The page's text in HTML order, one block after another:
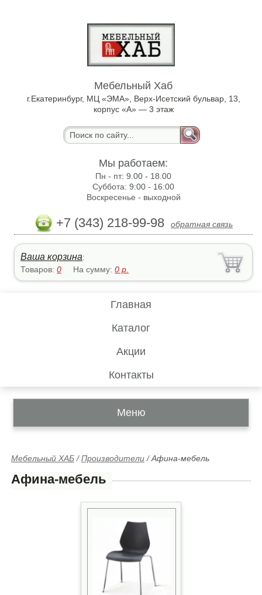
Мебельный Хаб
г.Екатеринбург, МЦ «ЭМА», Верх-Исетский бульвар, 13,
корпус «А» — 3 этаж
Мы работаем:
Пн - пт:9.00 - 18.00
Суббота:9:00 - 16:00
Воскресенье - выходной
+7 (343) 218-99-98 обратная связь
Ваша корзина:
Товаров:0 На сумму:0 р.
Главная
Каталог
Акции
Контакты
Меню
Мебельный ХАБ /Производители /Афина-мебель
Афина-мебель